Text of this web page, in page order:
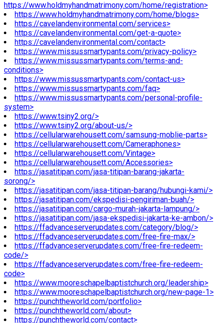
https://www.holdmyhandmatrimony.com/home/registration>
https://www.holdmyhandmatrimony.com/home/blogs>
https://cavelandenvironmental.com/services>
https://cavelandenvironmental.com/get-a-quote>
https://cavelandenvironmental.com/contact>
https://www.missussmartypants.com/privacy-policy>
https://www.missussmartypants.com/terms-and-
conditions>
https://www.missussmartypants.com/contact-us>
https://www.missussmartypants.com/faq>
https://www.missussmartypants.com/personal-profile-
system>
https://www.tsiny2.org/>
https://www.tsiny2.org/about-us/>
https://cellularwarehousett.com/samsung-moblie-parts>
https://cellularwarehousett.com/Cameraphones>
https://cellularwarehousett.com/Vintage>
https://cellularwarehousett.com/Accessories>
https://jasatitipan.com/jasa-titipan-barang-jakarta-
sorong/>
https://jasatitipan.com/jasa-titipan-barang/hubungi-kami/>
https://jasatitipan.com/ekspedisi-pengiriman-buah/>
https://jasatitipan.com/cargo-murah-jakarta-lampung/>
https://jasatitipan.com/jasa-ekspedisi-jakarta-ke-ambon/>
https://ffadvanceserverupdates.com/category/blog/>
https://ffadvanceserverupdates.com/free-fire-max/>
https://ffadvanceserverupdates.com/free-fire-redeem-
code/>
https://ffadvanceserverupdates.com/free-fire-redeem-
code>
https://www.mooreschapelbaptistchurch.org/leadership>
https://www.mooreschapelbaptistchurch.org/new-page-1>
https://punchtheworld.com/portfolio>
https://punchtheworld.com/about>
https://punchtheworld.com/contact>